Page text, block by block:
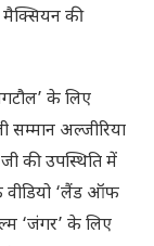
मैक्सियन की
के लिए
सम्मान अल्जीरिया
की उपस्थिति में
वीडियो ‘लैंड ऑफ
‘जंगर’ के लिए